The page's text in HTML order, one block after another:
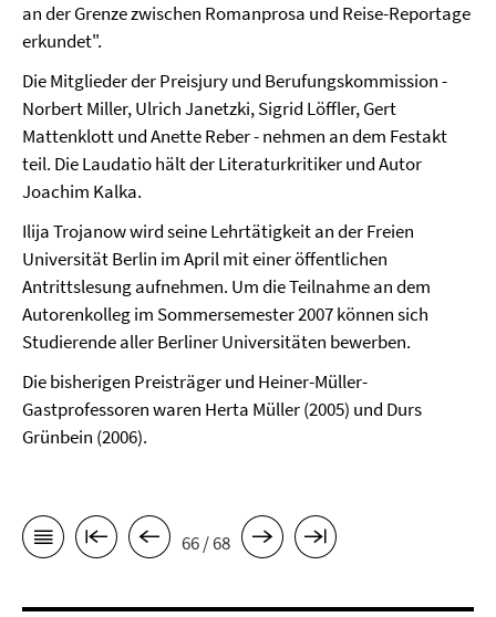
an der Grenze zwischen Romanprosa und Reise-Reportage
erkundet".
Die Mitglieder der Preisjury und Berufungskommission -
Norbert Miller, Ulrich Janetzki, Sigrid Löffler, Gert
Mattenklott und Anette Reber - nehmen an dem Festakt
teil. Die Laudatio hält der Literaturkritiker und Autor
Joachim Kalka.
Ilija Trojanow wird seine Lehrtätigkeit an der Freien
Universität Berlin im April mit einer öffentlichen
Antrittslesung aufnehmen. Um die Teilnahme an dem
Autorenkolleg im Sommersemester 2007 können sich
Studierende aller Berliner Universitäten bewerben.
Die bisherigen Preisträger und Heiner-Müller-
Gastprofessoren waren Herta Müller (2005) und Durs
Grünbein (2006).
66 / 68